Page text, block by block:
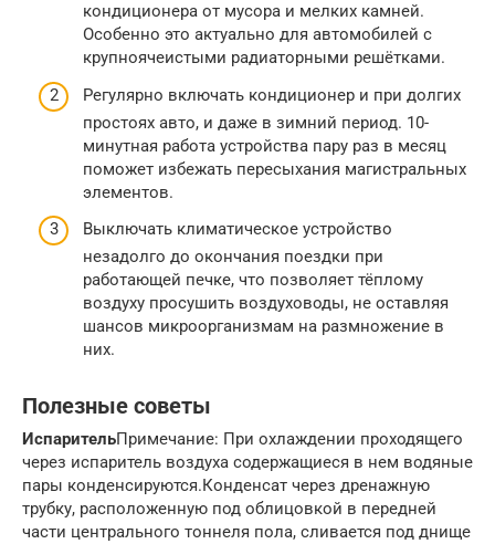
кондиционера от мусора и мелких камней.
Особенно это актуально для автомобилей с
крупноячеистыми радиаторными решётками.
Регулярно включать кондиционер и при долгих
простоях авто, и даже в зимний период. 10-
минутная работа устройства пару раз в месяц
поможет избежать пересыхания магистральных
элементов.
Выключать климатическое устройство
незадолго до окончания поездки при
работающей печке, что позволяет тёплому
воздуху просушить воздуховоды, не оставляя
шансов микроорганизмам на размножение в
них.
Полезные советы
ИспарительПримечание: При охлаждении проходящего
через испаритель воздуха содержащиеся в нем водяные
пары конденсируются.Конденсат через дренажную
трубку, расположенную под облицовкой в передней
части центрального тоннеля пола, сливается под днище